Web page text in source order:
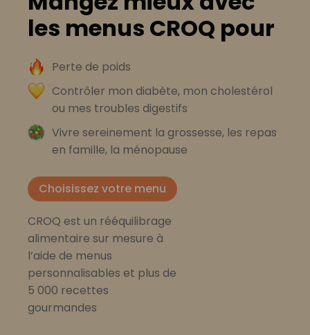
les menus CROQ pour
Perte de poids
Contrôler mon diabète, mon cholestérol
ou mes troubles digestifs
Vivre sereinement la grossesse, les repas
en famille, la ménopause
Choisissez votre menu
CROQ est un rééquilibrage
alimentaire sur mesure à
l’aide de menus
personnalisables et plus de
5 000 recettes
gourmandes